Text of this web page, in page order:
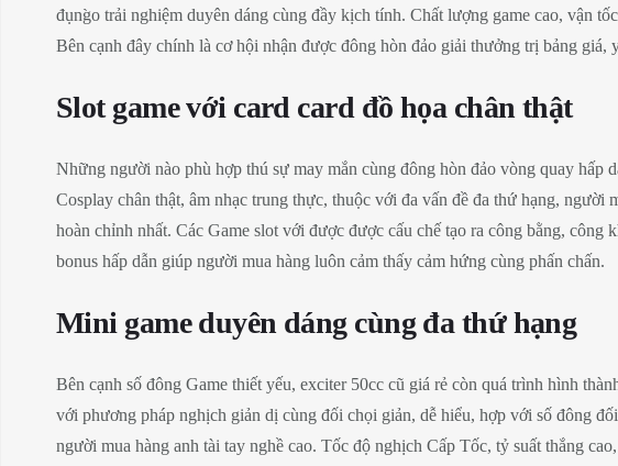
đụng̀o trải nghiệm duyên dáng cùng đầy kịch tính. Chất lượng game cao, vận
Bên cạnh đây chính là cơ hội nhận được đông hòn đảo giải thưởng trị bảng giá,
Slot game với card card đồ họa chân thật
Những người nào phù hợp thú sự may mắn cùng đông hòn đảo vòng quay hấp
Cosplay chân thật, âm nhạc trung thực, thuộc với đa vấn đề đa thứ hạng,
hoàn chỉnh nhất. Các Game slot với được được cấu chế tạo ra công bằng,
bonus hấp dẫn giúp người mua hàng luôn cảm thấy cảm hứng cùng phấn chấn.
Mini game duyên dáng cùng đa thứ hạng
Bên cạnh số đông Game thiết yếu, exciter 50cc cũ giá rẻ còn quá trình hình
với phương pháp nghịch giản dị cùng đối chọi giản, dễ hiểu, hợp với số đông
người mua hàng anh tài tay nghề cao. Tốc độ nghịch Cấp Tốc, tỷ suất thắng